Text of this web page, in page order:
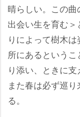
晴らしい。この
出会い生を育む
りによって樹木
所にあるという
り添い、ときに支
また春は必ず巡
る。